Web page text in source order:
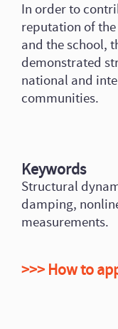
In order to
reputation of
and the school,
demonstrated
national and
communities.
Keywords
Structural
damping,
measurements.
>>> How to